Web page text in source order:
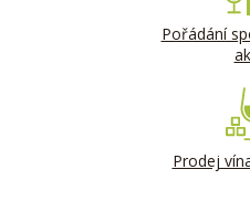
Pořádání
Prodej